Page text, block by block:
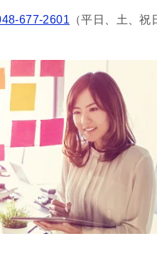
677-2601 （平日、土、祝